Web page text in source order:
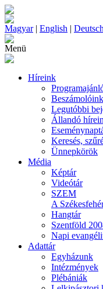
Magyar| English | Deutsch
Menü
Híreink
Beszámolóink
Legutóbbi
Állandó
Keresés,
Ünnepkörök
Média
Képtár
Videótár
SZEM
A
Hangtár
Szentföld
Napi
Adattár
Egyházunk
Intézmények
Plébániák